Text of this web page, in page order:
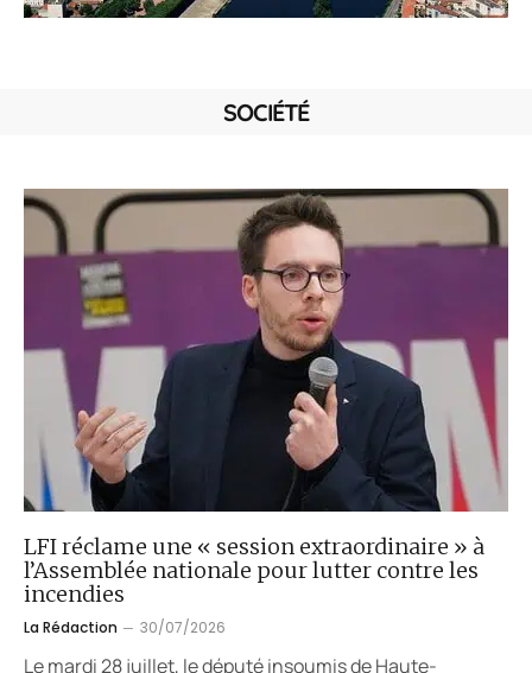
SOCIÉTÉ
LFI réclame une « session extraordinaire » à
l’Assemblée nationale pour lutter contre les
incendies
La Rédaction 30/07/2026
Le mardi 28 juillet, le député insoumis de Haute-